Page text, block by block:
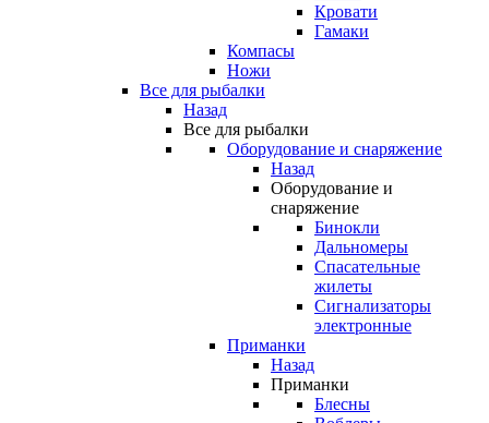
Кровати
Гамаки
Компасы
Ножи
Все для рыбалки
Назад
Все для рыбалки
Оборудование и снаряжение
Назад
Оборудование и
снаряжение
Бинокли
Дальномеры
Спасательные
жилеты
Сигнализаторы
электронные
Приманки
Назад
Приманки
Блесны